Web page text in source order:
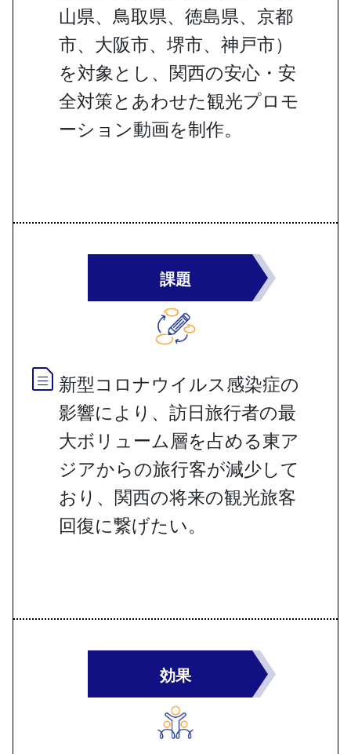
山県、鳥取県、徳島県、京都
市、大阪市、堺市、神戸市）
を対象とし、関西の安心・安
全対策とあわせた観光プロモ
ーション動画を制作。
課題
新型コロナウイルス感染症の
影響により、訪日旅行者の最
大ボリューム層を占める東ア
ジアからの旅行客が減少して
おり、関西の将来の観光旅客
回復に繋げたい。
効果